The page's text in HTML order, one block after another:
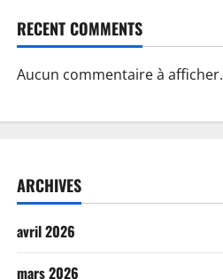
RECENT COMMENTS
Aucun commentaire à afficher.
ARCHIVES
avril 2026
mars 2026